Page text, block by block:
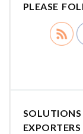
PLEASE
SOLUTIONS